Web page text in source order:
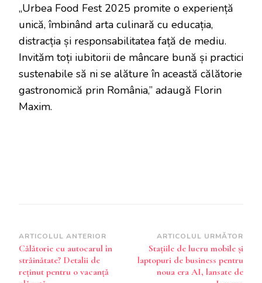
„Urbea Food Fest 2025 promite o experiență
unică, îmbinând arta culinară cu educația,
distracția și responsabilitatea față de mediu.
Invităm toți iubitorii de mâncare bună și practici
sustenabile să ni se alăture în această călătorie
gastronomică prin România,” adaugă Florin
Maxim.
Navigare
în
articole
ARTICOLUL ANTERIOR
Călătorie cu autocarul în
străinătate? Detalii de
reținut pentru o vacanță
ARTICOLUL URMĂTOR
Stațiile de lucru mobile și
laptopuri de business pentru
noua era AI, lansate de